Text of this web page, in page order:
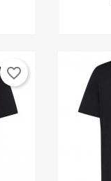
favorite_border